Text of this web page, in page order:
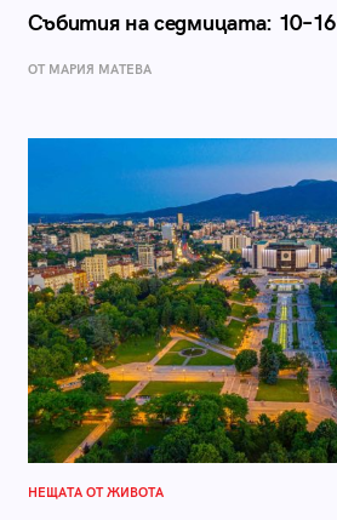
Събития на седмицата:
ОТ МАРИЯ МАТЕВА
НЕЩАТА ОТ ЖИВОТА